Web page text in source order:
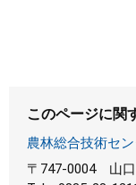
このページに関
農林総合技術セ
〒747-0004
山